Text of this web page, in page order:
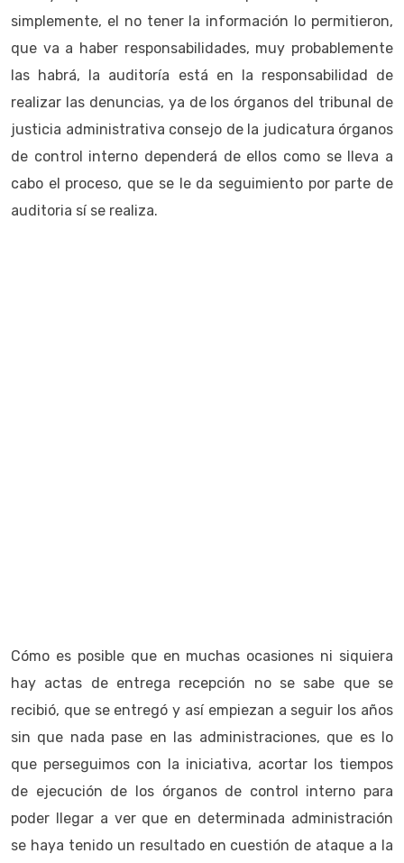
simplemente, el no tener la información lo permitieron,
que va a haber responsabilidades, muy probablemente
las habrá, la auditoría está en la responsabilidad de
realizar las denuncias, ya de los órganos del tribunal de
justicia administrativa consejo de la judicatura órganos
de control interno dependerá de ellos como se lleva a
cabo el proceso, que se le da seguimiento por parte de
auditoria sí se realiza.
Cómo es posible que en muchas ocasiones ni siquiera
hay actas de entrega recepción no se sabe que se
recibió, que se entregó y así empiezan a seguir los años
sin que nada pase en las administraciones, que es lo
que perseguimos con la iniciativa, acortar los tiempos
de ejecución de los órganos de control interno para
poder llegar a ver que en determinada administración
se haya tenido un resultado en cuestión de ataque a la